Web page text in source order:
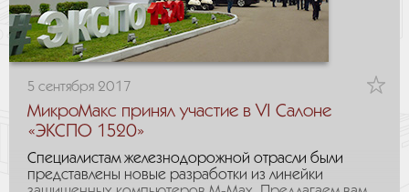
5 сентября 2017
МикроМакс принял участие в VI Салоне
«ЭКСПО 1520»
Специалистам железнодорожной отрасли были
представлены новые разработки из линейки